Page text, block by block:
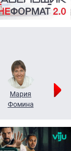
Мария
Фомина